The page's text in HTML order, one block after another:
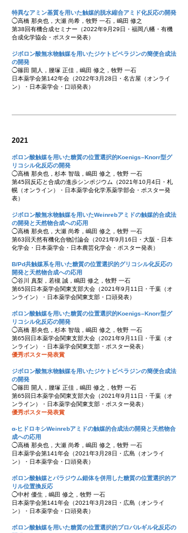
特異なアミン基質を用いた触媒的脱水縮合アミド化反応の開発
◯高橋 那央也，大瀬 尚希，牧野 一石，嶋田 修之
第38回有機合成セミナー（2022年9月29日・福岡八幡・有機
合成化学協会・ポスター発表）
ジボロン酸無水物触媒を用いたジケトピペラジンの簡便合成法
の開発
◯篠田 開人，腰塚 正佳，嶋田 修之，牧野 一石
日本薬学会第142年会（2022年3月28日・名古屋（オンライ
ン）・日本薬学会・口頭発表）
2021
ボロン酸触媒を用いた糖質の位置選択的Koenigs–Knorr型グ
リコシル化反応の開発
◯高橋 那央也，杉本 智哉，嶋田 修之，牧野 一石
第45回反応と合成の進歩シンポジウム（2021年10月4日・札
幌（オンライン）・日本薬学会化学系薬学部会・ポスター発
表）
ジボロン酸無水物触媒を用いたWeinrebアミドの触媒的合成法
の開発と天然物合成への応用
◯高橋 那央也，大瀬 尚希，嶋田 修之，牧野 一石
第63回天然有機化合物討論会（2021年9月16日・大阪・日本
化学会・日本薬学会・日本農芸化学会・ポスター発表）
B/Pd共触媒系を用いた糖質の位置選択的グリコシル化反応の
開発と天然物合成への応用
◯谷川 真梨，若槻 誠，嶋田 修之，牧野 一石
第65回日本薬学会関東支部大会（2021年9月11日・千葉（オ
ンライン）・日本薬学会関東支部・口頭発表）
ボロン酸触媒を用いた糖質の位置選択的Koenigs–Knorr型グ
リコシル化反応の開発
◯高橋 那央也，杉本 智哉，嶋田 修之，牧野 一石
第65回日本薬学会関東支部大会（2021年9月11日・千葉（オ
ンライン）・日本薬学会関東支部・ポスター発表）
優秀ポスター発表賞
ジボロン酸無水物触媒を用いたジケトピペラジンの簡便合成法
の開発
◯篠田 開人，腰塚 正佳，嶋田 修之，牧野 一石
第65回日本薬学会関東支部大会（2021年9月11日・千葉（オ
ンライン）・日本薬学会関東支部・ポスター発表）
優秀ポスター発表賞
α-ヒドロキシWeinrebアミドの触媒的合成法の開発と天然物合
成への応用
◯高橋 那央也，大瀬 尚希，嶋田 修之，牧野 一石
日本薬学会第141年会（2021年3月28日・広島（オンライ
ン）・日本薬学会・口頭発表）
ボロン酸触媒とパラジウム錯体を併用した糖質の位置選択的ア
リル位置換反応
◯中村 優生，嶋田 修之，牧野 一石
日本薬学会第141年会（2021年3月28日・広島（オンライ
ン）・日本薬学会・口頭発表）
ボロン酸触媒を用いた糖質の位置選択的プロパルギル化反応の